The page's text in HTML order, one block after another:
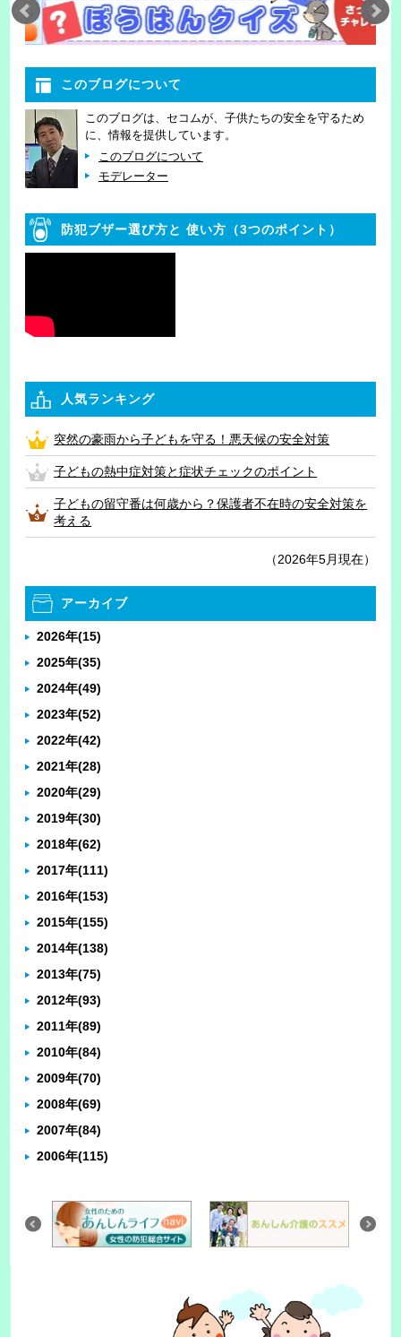
このブログについて
このブログは、セコムが、子供たちの安全を守るため
に、情報を提供しています。
このブログについて
モデレーター
防犯ブザー選び方と 使い方（3つのポイント）
人気ランキング
突然の豪雨から子どもを守る！悪天候の安全対策
子どもの熱中症対策と症状チェックのポイント
子どもの留守番は何歳から？保護者不在時の安全対策を
考える
（2026年5月現在）
アーカイブ
2026年(15)
2025年(35)
2024年(49)
2023年(52)
2022年(42)
2021年(28)
2020年(29)
2019年(30)
2018年(62)
2017年(111)
2016年(153)
2015年(155)
2014年(138)
2013年(75)
2012年(93)
2011年(89)
2010年(84)
2009年(70)
2008年(69)
2007年(84)
2006年(115)